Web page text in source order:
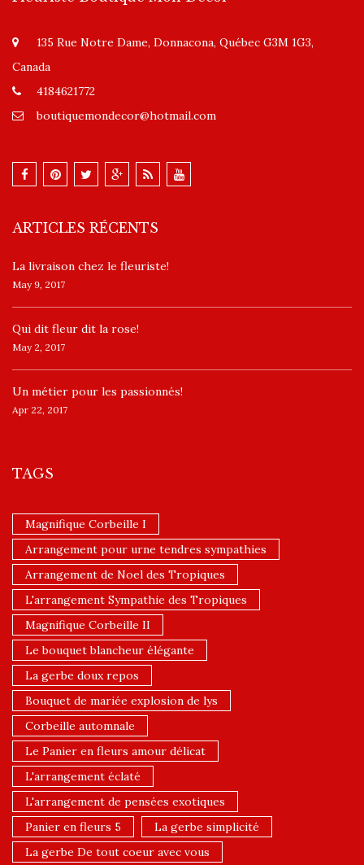
135 Rue Notre Dame, Donnacona, Québec G3M 1G3,
Canada
4184621772
boutiquemondecor@hotmail.com
ARTICLES RÉCENTS
La livraison chez le fleuriste!
May 9, 2017
​Qui dit fleur dit la rose!
May 2, 2017
Un ​métier pour les passionnés​!
Apr 22, 2017
TAGS
Magnifique Corbeille I
Arrangement pour urne tendres sympathies
Arrangement de Noel des Tropiques
L'arrangement Sympathie des Tropiques
Magnifique Corbeille II
Le bouquet blancheur élégante
La gerbe doux repos
Bouquet de mariée explosion de lys
Corbeille automnale
Le Panier en fleurs amour délicat
L'arrangement éclaté
L'arrangement de pensées exotiques
Panier en fleurs 5
La gerbe simplicité
La gerbe De tout coeur avec vous